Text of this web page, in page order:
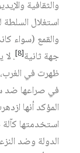
والثقافية
استغلال السلطة
والقمع (سواء
جهة ثانية[8]
.
ظهرت في الغرب،
في صراعها ضد
المؤكد أنها
استخدمتها
الدولة وضد